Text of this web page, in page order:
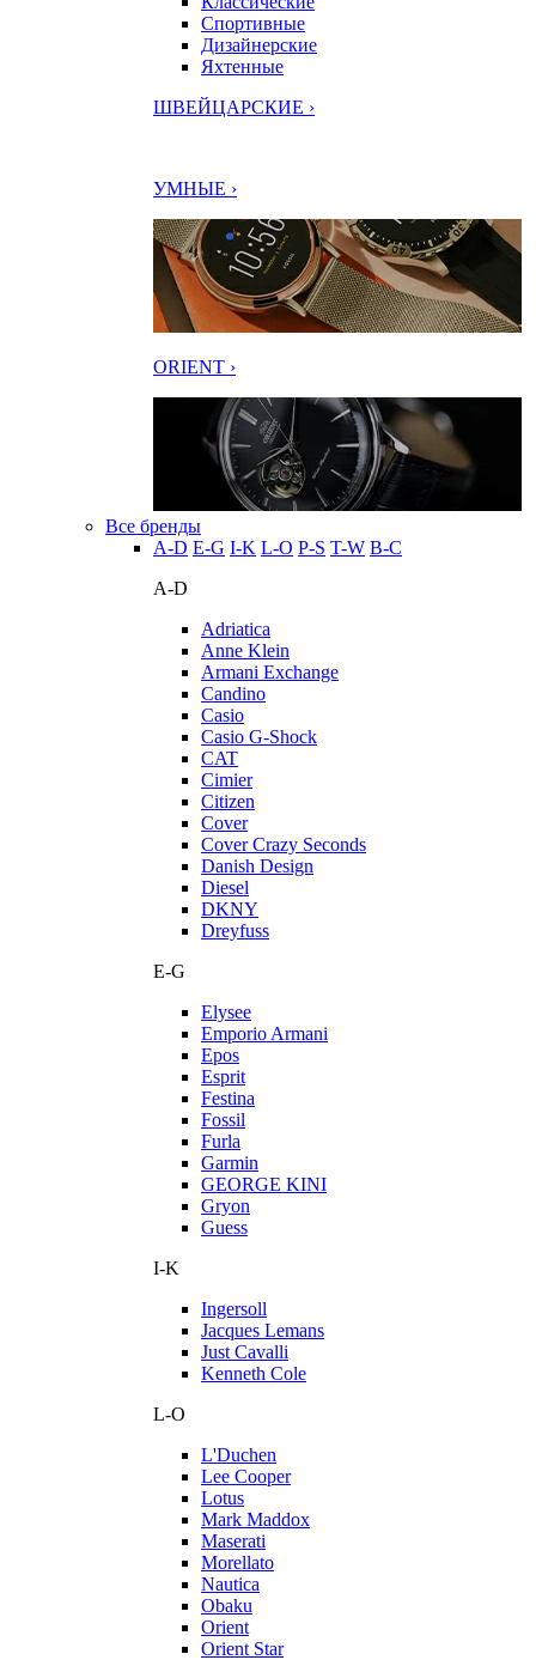
Спортивные
Дизайнерские
Яхтенные
ШВЕЙЦАРСКИЕ ›
УМНЫЕ ›
ORIENT ›
Все бренды
A-D E-G I-K L-O P-S T-W В-С
A-D
Adriatica
Anne Klein
Armani Exchange
Candino
Casio
Casio G-Shock
CAT
Cimier
Citizen
Cover
Cover Crazy Seconds
Danish Design
Diesel
DKNY
Dreyfuss
E-G
Elysee
Emporio Armani
Epos
Esprit
Festina
Fossil
Furla
Garmin
GEORGE KINI
Gryon
Guess
I-K
Ingersoll
Jacques Lemans
Just Cavalli
Kenneth Cole
L-O
L'Duchen
Lee Cooper
Lotus
Mark Maddox
Maserati
Morellato
Nautica
Obaku
Orient
Orient Star